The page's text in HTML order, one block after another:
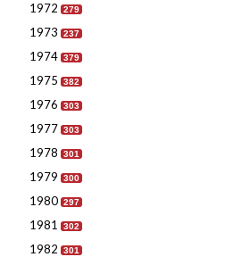
1972 279
1973 237
1974 379
1975 382
1976 303
1977 303
1978 301
1979 300
1980 297
1981 302
1982 301